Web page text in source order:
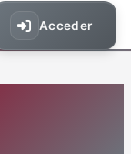
Acceder